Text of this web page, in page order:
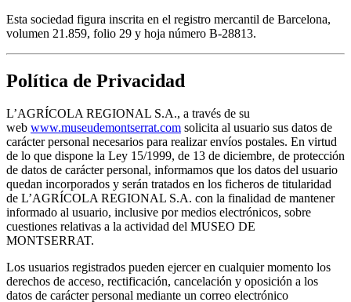
Esta sociedad figura inscrita en el registro mercantil de Barcelona,
volumen 21.859, folio 29 y hoja número B-28813.
Política de Privacidad
L’AGRÍCOLA REGIONAL S.A., a través de su
web www.museudemontserrat.com solicita al usuario sus datos de
carácter personal necesarios para realizar envíos postales. En virtud
de lo que dispone la Ley 15/1999, de 13 de diciembre, de protección
de datos de carácter personal, informamos que los datos del usuario
quedan incorporados y serán tratados en los ficheros de titularidad
de L’AGRÍCOLA REGIONAL S.A. con la finalidad de mantener
informado al usuario, inclusive por medios electrónicos, sobre
cuestiones relativas a la actividad del MUSEO DE
MONTSERRAT.
Los usuarios registrados pueden ejercer en cualquier momento los
derechos de acceso, rectificación, cancelación y oposición a los
datos de carácter personal mediante un correo electrónico